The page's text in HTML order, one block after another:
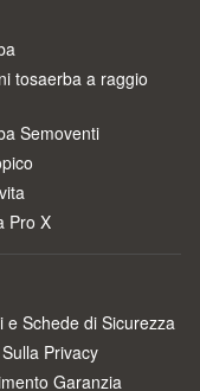
tosaerba a raggio
Semoventi
Pro X
e Schede di Sicurezza
Privacy
Garanzia